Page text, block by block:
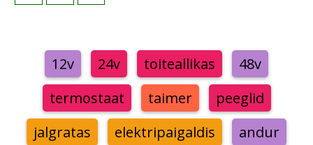
12v 24v toiteallikas
48v
termostaat
taimer
peeglid
jalgratas
elektripaigaldis
andur